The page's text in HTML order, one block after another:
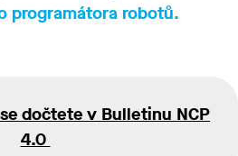
programátora robotů.
dočtete v Bulletinu NCP
4.0